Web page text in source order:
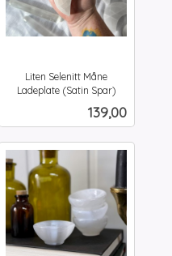
Liten Selenitt Måne
Ladeplate (Satin Spar)
Pris
139,00